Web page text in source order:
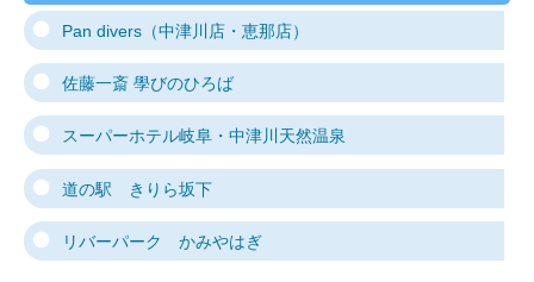
Pan divers（中津川店・恵那店）
佐藤一斎 學びのひろば
スーパーホテル岐阜・中津川天然温泉
道の駅 きりら坂下
リバーパーク かみやはぎ